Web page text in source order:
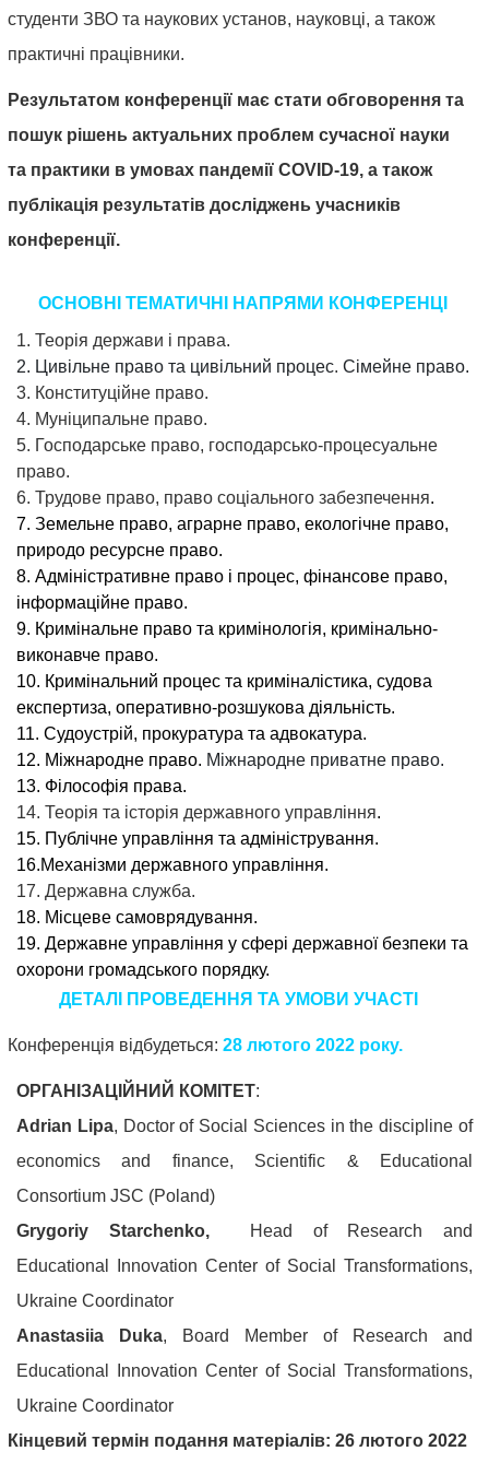
студенти ЗВО та наукових установ, науковці, а також
практичні працівники.
Результатом конференції має стати обговорення та
пошук рішень актуальних проблем сучасної науки
та практики в умовах пандемії COVID-19, а також
публікація результатів досліджень учасників
конференції.
ОСНОВНІ ТЕМАТИЧНІ НАПРЯМИ КОНФЕРЕНЦІ
1. Теорія держави і права.
2. Цивільне право та цивільний процес. Сімейне право.
3. Конституційне право.
4. Муніципальне право.
5. Господарське право, господарсько-процесуальне
право.
6. Трудове право, право соціального забезпечення.
7. Земельне право, аграрне право, екологічне право,
природо ресурсне право.
8. Адміністративне право і процес, фінансове право,
інформаційне право.
9. Кримінальне право та кримінологія, кримінально-
виконавче право.
10. Кримінальний процес та криміналістика, судова
експертиза, оперативно-розшукова діяльність.
11. Судоустрій, прокуратура та адвокатура.
12. Міжнародне право. Міжнародне приватне право.
13. Філософія права.
14. Теорія та історія державного управління.
15. Публічне управління та адміністрування.
16.Механізми державного управління.
17. Державна служба.
18. Місцеве самоврядування.
19. Державне управління у сфері державної безпеки та
охорони громадського порядку.
ДЕТАЛІ ПРОВЕДЕННЯ ТА УМОВИ УЧАСТІ
Конференція відбудеться: 28 лютого 2022 року.
ОРГАНІЗАЦІЙНИЙ КОМІТЕТ:
Adrian Lipa, Doctor of Social Sciences in the discipline of
economics and finance, Scientific & Educational
Consortium JSC (Poland)
Grygoriy Starchenko,
Head of Research and
Educational Innovation Center of Social Transformations,
Ukraine Coordinator
Anastasiia Duka, Board Member of Research and
Educational Innovation Center of Social Transformations,
Ukraine Coordinator
Кінцевий термін подання матеріалів: 26 лютого 2022
держави
права.
2.
Цивільне
право
цивільний
процес.
Сімейне
право.
Конституційне
право.
Муніципальне
право.
Господарське
право,
господарсько-
процесуальне
право.
Трудове
право,
право
соціального
забезпечення.
Земельне
екологічне
право,
природо
ресурсне
право.
Адміністративне